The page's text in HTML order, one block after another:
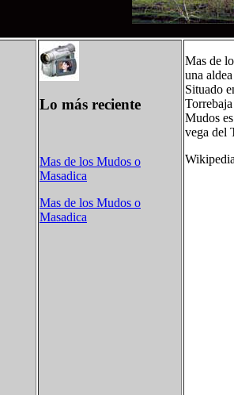
Lo más reciente
Mas de los Mudos o
Masadica
Mas de los Mudos o
Masadica
Mas de
una
Situado
Mudos
vega del